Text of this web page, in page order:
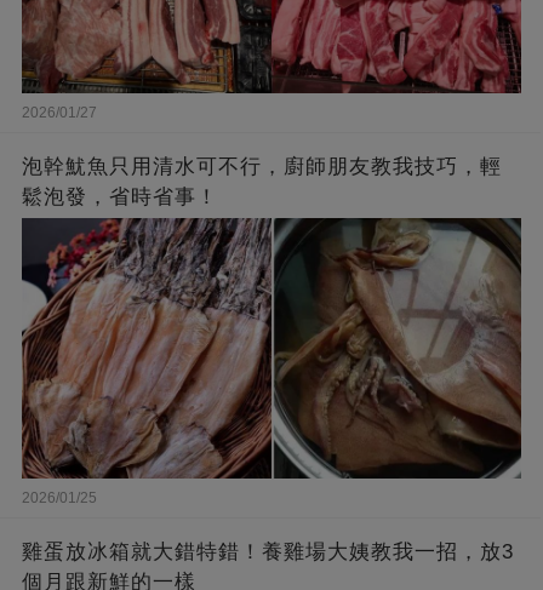
2026/01/27
泡幹魷魚只用清水可不行，廚師朋友教我技巧，輕
鬆泡發，省時省事！
2026/01/25
雞蛋放冰箱就大錯特錯！養雞場大姨教我一招，放3
個月跟新鮮的一樣